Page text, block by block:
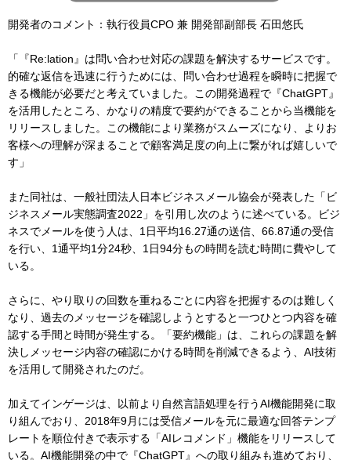
開発者のコメント：執行役員CPO 兼 開発部副部長 石田悠氏
「『Re:lation』は問い合わせ対応の課題を解決するサービスです。
的確な返信を迅速に行うためには、問い合わせ過程を瞬時に把握で
きる機能が必要だと考えていました。この開発過程で『ChatGPT』
を活用したところ、かなりの精度で要約ができることから当機能を
リリースしました。この機能により業務がスムーズになり、よりお
客様への理解が深まることで顧客満足度の向上に繋がれば嬉しいで
す」
また同社は、一般社団法人日本ビジネスメール協会が発表した「ビ
ジネスメール実態調査2022」を引用し次のように述べている。ビジ
ネスでメールを使う人は、1日平均16.27通の送信、66.87通の受信
を行い、1通平均1分24秒、1日94分もの時間を読む時間に費やして
いる。
さらに、やり取りの回数を重ねるごとに内容を把握するのは難しく
なり、過去のメッセージを確認しようとすると一つひとつ内容を確
認する手間と時間が発生する。「要約機能」は、これらの課題を解
決しメッセージ内容の確認にかける時間を削減できるよう、AI技術
を活用して開発されたのだ。
加えてインゲージは、以前より自然言語処理を行うAI機能開発に取
り組んでおり、2018年9月には受信メールを元に最適な回答テンプ
レートを順位付きで表示する「AIレコメンド」機能をリリースして
いる。AI機能開発の中で『ChatGPT』への取り組みも進めており、